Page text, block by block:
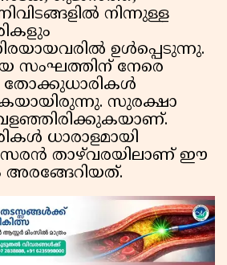
നിന്നുള്ള
ഉൾപ്പെടുന്നു.
സംഘത്തിന് നേരെ
സുരക്ഷാ
ധാരാളമായി
താഴ്‌വരയിലാണ് ഈ